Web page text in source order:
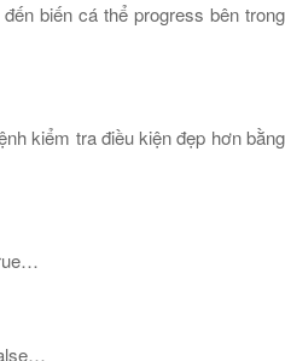
biến cá thể progress bên trong
kiểm tra điều kiện đẹp hơn bằng